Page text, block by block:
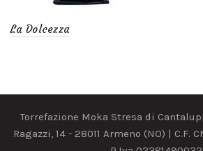
La Dolcezza
Torrefazione Moka Stresa di
Ragazzi, 14 - 28011 Armeno (NO) | C.F.